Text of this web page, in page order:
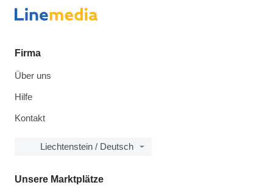
Firma
Über uns
Hilfe
Kontakt
Liechtenstein / Deutsch
Unsere Marktplätze